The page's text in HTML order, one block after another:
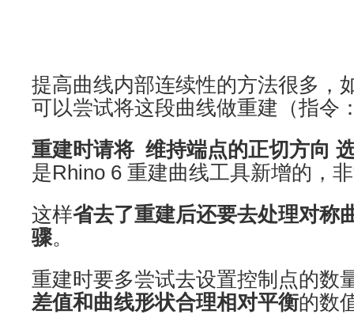
提高曲线内部连续性的方法很多，
可以尝试将这段曲线做重建（指令
重建时请将 维持端点的正切方向
是Rhino 6 重建曲线工具新增的，
这样省去了重建后还要去处理对称
骤。
重建时要多尝试去设置控制点的数
差值和曲线形状合理相对平衡的数